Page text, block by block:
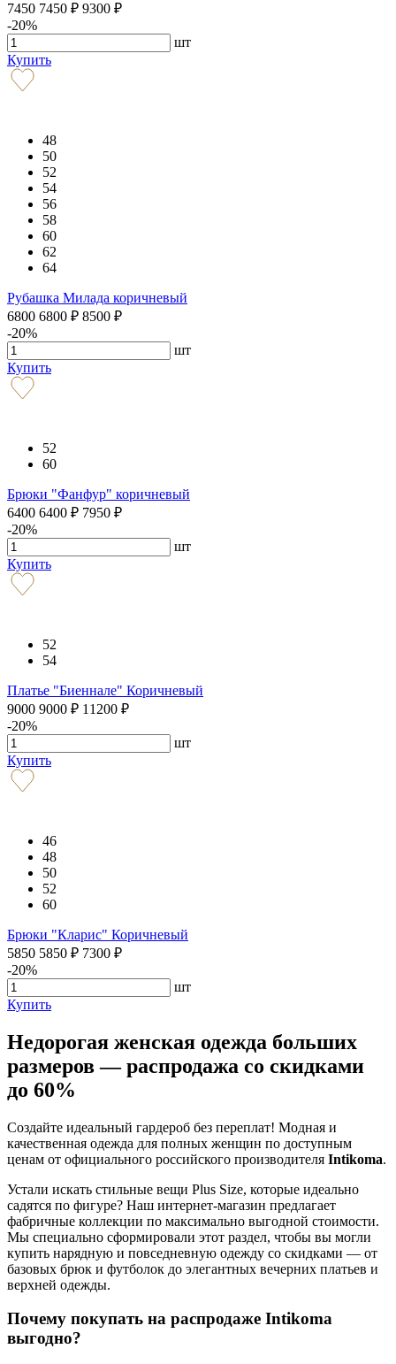
7450 7450 ₽ 9300 ₽
-20%
шт
Купить
48
50
52
54
56
58
60
62
64
Рубашка Милада коричневый
6800 6800 ₽ 8500 ₽
-20%
шт
Купить
52
60
Брюки "Фанфур" коричневый
6400 6400 ₽ 7950 ₽
-20%
шт
Купить
52
54
Платье "Биеннале" Коричневый
9000 9000 ₽ 11200 ₽
-20%
шт
Купить
46
48
50
52
60
Брюки "Кларис" Коричневый
5850 5850 ₽ 7300 ₽
-20%
шт
Купить
Недорогая женская одежда больших
размеров — распродажа со скидками
до 60%
Создайте идеальный гардероб без переплат! Модная и
качественная одежда для полных женщин по доступным
ценам от официального российского производителя Intikoma.
Устали искать стильные вещи Plus Size, которые идеально
садятся по фигуре? Наш интернет-магазин предлагает
фабричные коллекции по максимально выгодной стоимости.
Мы специально сформировали этот раздел, чтобы вы могли
купить нарядную и повседневную одежду со скидками — от
базовых брюк и футболок до элегантных вечерних платьев и
верхней одежды.
Почему покупать на распродаже Intikoma
выгодно?